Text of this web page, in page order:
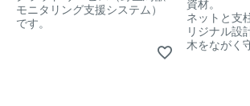
モニタリング支援システム）
です。
資材。
ネットと支
リジナル設
木をながく